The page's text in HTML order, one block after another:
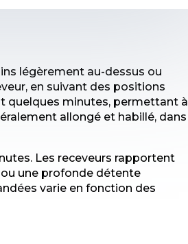
légèrement au-dessus ou
en suivant des positions
quelques minutes, permettant à
allongé et habillé, dans
Les receveurs rapportent
une profonde détente
varie en fonction des